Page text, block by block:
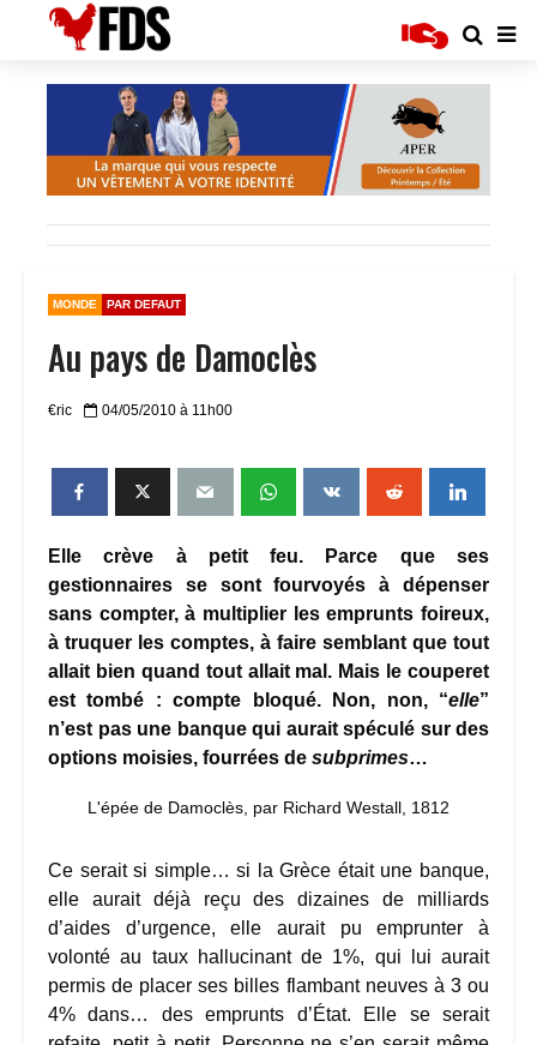
MONDE PAR DEFAUT
Au pays de Damoclès
€ric 04/05/2010 à 11h00
Elle crève à petit feu. Parce que ses
gestionnaires se sont fourvoyés à dépenser
sans compter, à multiplier les emprunts foireux,
à truquer les comptes, à faire semblant que tout
allait bien quand tout allait mal. Mais le couperet
est tombé : compte bloqué. Non, non, “elle”
n’est pas une banque qui aurait spéculé sur des
options moisies, fourrées de subprimes…
L'épée de Damoclès, par Richard Westall, 1812
Ce serait si simple… si la Grèce était une banque,
elle aurait déjà reçu des dizaines de milliards
d’aides d’urgence, elle aurait pu emprunter à
volonté au taux hallucinant de 1%, qui lui aurait
permis de placer ses billes flambant neuves à 3 ou
4% dans… des emprunts d’État. Elle se serait